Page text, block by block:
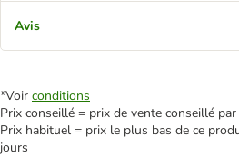
Avis
*Voir conditions
Prix conseillé = prix de vente conseillé
Prix habituel = prix le plus bas de ce
jours